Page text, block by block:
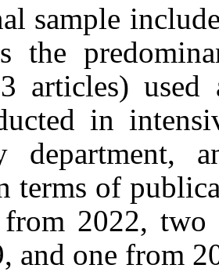
sample
the
articles) used
in
department,
terms of
2022,
and one from